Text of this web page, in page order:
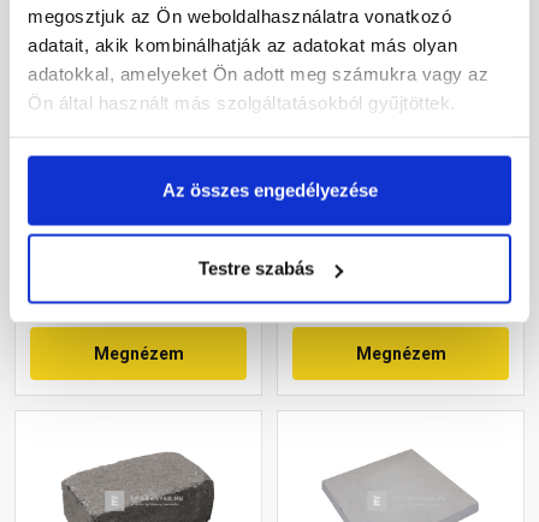
megosztjuk az Ön weboldalhasználatra vonatkozó
adatait, akik kombinálhatják az adatokat más olyan
adatokkal, amelyeket Ön adott meg számukra vagy az
Ön által használt más szolgáltatásokból gyűjtöttek.
Az összes engedélyezése
Testre szabás
Megnézem
Leier Block kerti
3 700 Ft
Megnézem